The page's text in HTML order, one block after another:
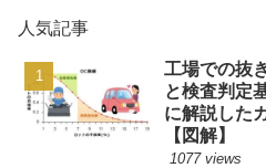
人気記事
工場での抜
と検査判定
に解説した
【図解】
1077 views